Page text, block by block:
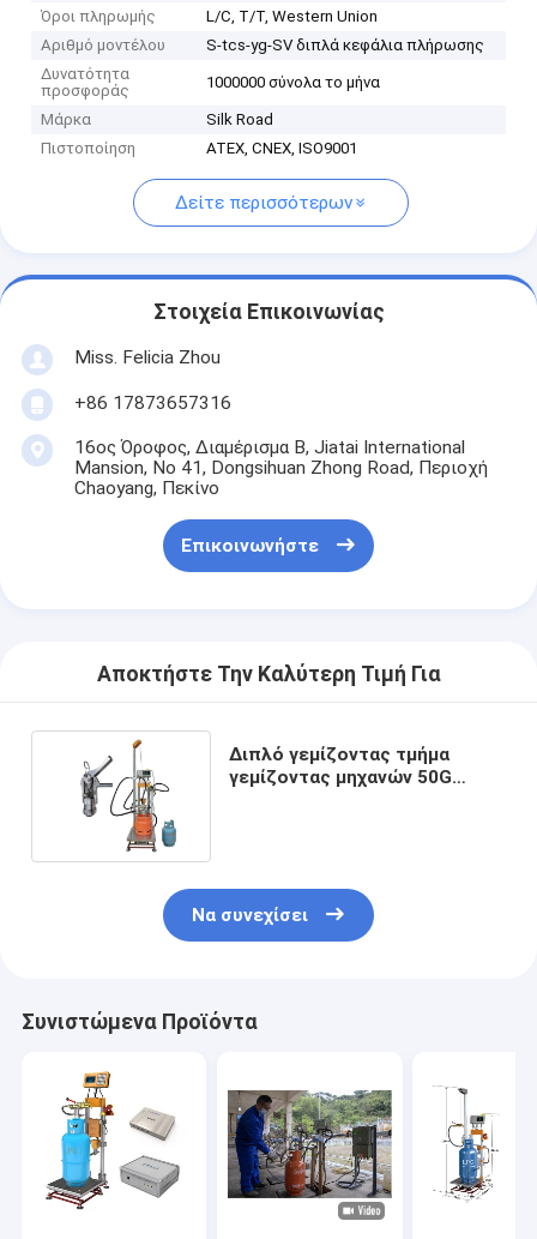
Όροι πληρωμής
L/C, T/T, Western Union
Αριθμό μοντέλου
S-tcs-yg-SV διπλά κεφάλια πλήρωσης
Δυνατότητα
προσφοράς
1000000 σύνολα το μήνα
Μάρκα
Silk Road
Πιστοποίηση
ATEX, CNEX, ISO9001
Δείτε περισσότερων
Στοιχεία Επικοινωνίας
Miss. Felicia Zhou
+86 17873657316
16ος Όροφος, Διαμέρισμα Β, Jiatai International
Mansion, No 41, Dongsihuan Zhong Road, Περιοχή
Chaoyang, Πεκίνο
Επικοινωνήστε
Αποκτήστε Την Καλύτερη Τιμή Για
Διπλό γεμίζοντας τμήμα
γεμίζοντας μηχανών 50G
Να συνεχίσει
Συνιστώμενα Προϊόντα